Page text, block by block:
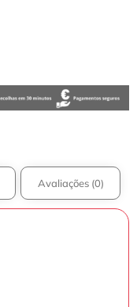
Avaliações (0)